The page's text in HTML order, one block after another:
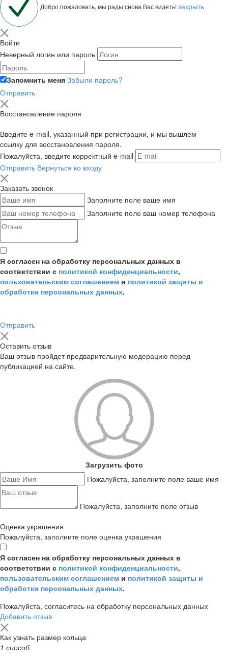
Добро пожаловать, мы рады снова Вас видеть!закрыть
Войти
Неверный логин или пароль
Запомнить меня Забыли пароль?
Отправить
Восстановление пароля
Введите e-mail, указанный при регистрации, и мы вышлем
ссылку для восстановления пароля.
Пожалуйста, введите корректный e-mail
Отправить Вернуться ко входу
Заказать звонок
Заполните поле ваше имя
Заполните поле ваш номер телефона
Я согласен на обработку персональных данных в
соответствии с политикой конфиденциальности,
пользовательским соглашением и политикой защиты и
обработки персональных данных.
Отправить
Оставить отзыв
Ваш отзыв пройдет предварительную модерацию перед
публикацией на сайте.
Загрузить фото
Пожалуйста, заполните поле ваше имя
Пожалуйста, заполните поле отзыв
Оценка украшения
Пожалуйста, заполните поле оценка украшения
Я согласен на обработку персональных данных в
соответствии с политикой конфиденциальности,
пользовательским соглашением и политикой защиты и
обработки персональных данных.
Пожалуйста, согласитесь на обработку персональных данных
Добавить отзыв
Как узнать размер кольца
1 способ